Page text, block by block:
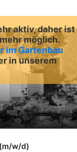
aktiv, daher ist
möglich.
im Gartenbau
in unserem
w/d)